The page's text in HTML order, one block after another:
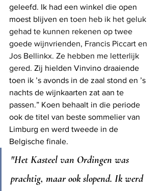
geleefd. Ik had een winkel die open
moest blijven en toen heb ik het geluk
gehad te kunnen rekenen op twee
goede wijnvrienden, Francis Piccart en
Jos Bellinkx. Ze hebben me letterlijk
gered. Zij hielden Vinvino draaiende
toen ik ’s avonds in de zaal stond en ’s
nachts de wijnkaarten zat aan te
passen.” Koen behaalt in die periode
ook de titel van beste sommelier van
Limburg en werd tweede in de
Belgische finale.
"Het Kasteel van Ordingen was
prachtig, maar ook slopend. Ik werd